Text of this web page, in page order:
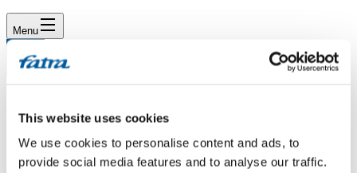
This website uses cookies
We use cookies to personalise content and ads, to
provide social media features and to analyse our traffic.
Menu
Pokladka podlahy
Pokladka podlahy